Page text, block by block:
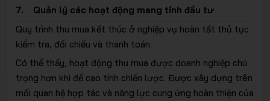
7. Quản lý các hoạt động mang tính đầu tư
Quy trình thu mua kết thúc ở nghiệp vụ hoàn tất thủ tục
kiểm tra, đối chiếu và thanh toán.
Có thể thấy, hoạt động thu mua được doanh nghiệp chú
trọng hơn khi đề cao tính chiến lược. Được xây dựng trên
mối quan hệ hợp tác và năng lực cung ứng hoàn thiện của